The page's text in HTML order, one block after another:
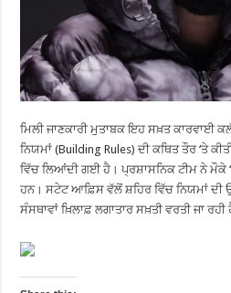
ਮਿਲੀ ਜਾਣਕਾਰੀ ਮੁਤਾਬਕ ਇਹ ਸਖ਼ਤ ਕਾਰਵਾਈ
ਨਿਯਮਾਂ (Building Rules) ਦੀ ਕਥਿਤ ਤੌਰ ‘ਤੇ
ਵਿੱਚ ਲਿਆਂਦੀ ਗਈ ਹੈ। ਪ੍ਰਸ਼ਾਸਨਿਕ ਟੀਮ ਨੇ ਮੌਕੇ
ਹਨ। ਸਟੇਟ ਆਫ਼ਿਸ ਵੱਲੋਂ ਸ਼ਹਿਰ ਵਿੱਚ ਨਿਯਮਾਂ ਦੀ
ਸੰਸਥਾਵਾਂ ਖ਼ਿਲਾਫ਼ ਲਗਾਤਾਰ ਸਖ਼ਤੀ ਵਰਤੀ ਜਾ ਰਹੀ